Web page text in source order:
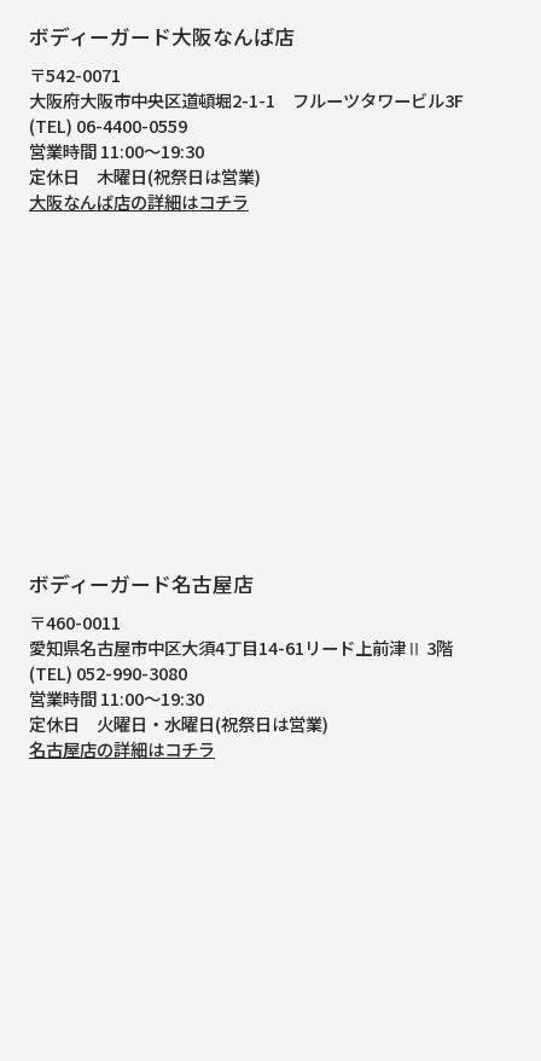
ボディーガード大阪なんば店
〒542-0071
大阪府大阪市中央区道頓堀2-1-1
フルーツタワービル3F
(TEL) 06-4400-0559
営業時間 11:00～19:30
定休日 木曜日(祝祭日は営業)
大阪なんば店の詳細はコチラ
ボディーガード名古屋店
〒460-0011
愛知県名古屋市中区大須4丁目14-61リード上前津Ⅱ 3階
(TEL) 052-990-3080
営業時間 11:00～19:30
定休日 火曜日・水曜日(祝祭日は営業)
名古屋店の詳細はコチラ